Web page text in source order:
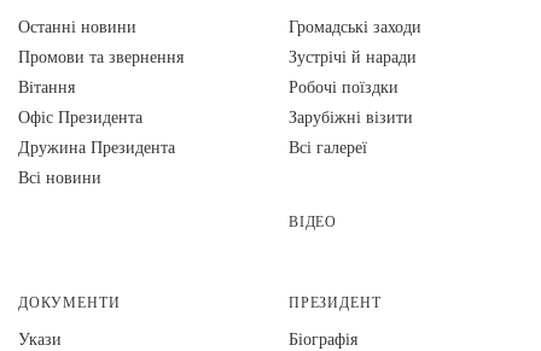
Останні новини
Промови та звернення
Вiтання
Офіс Президента
Дружина Президента
Всі новини
Громадські заходи
Зустрічі й наради
Робочі поїздки
Зарубіжні візити
Всі галереї
ВІДЕО
ДОКУМЕНТИ
Укази
ПРЕЗИДЕНТ
Біографія